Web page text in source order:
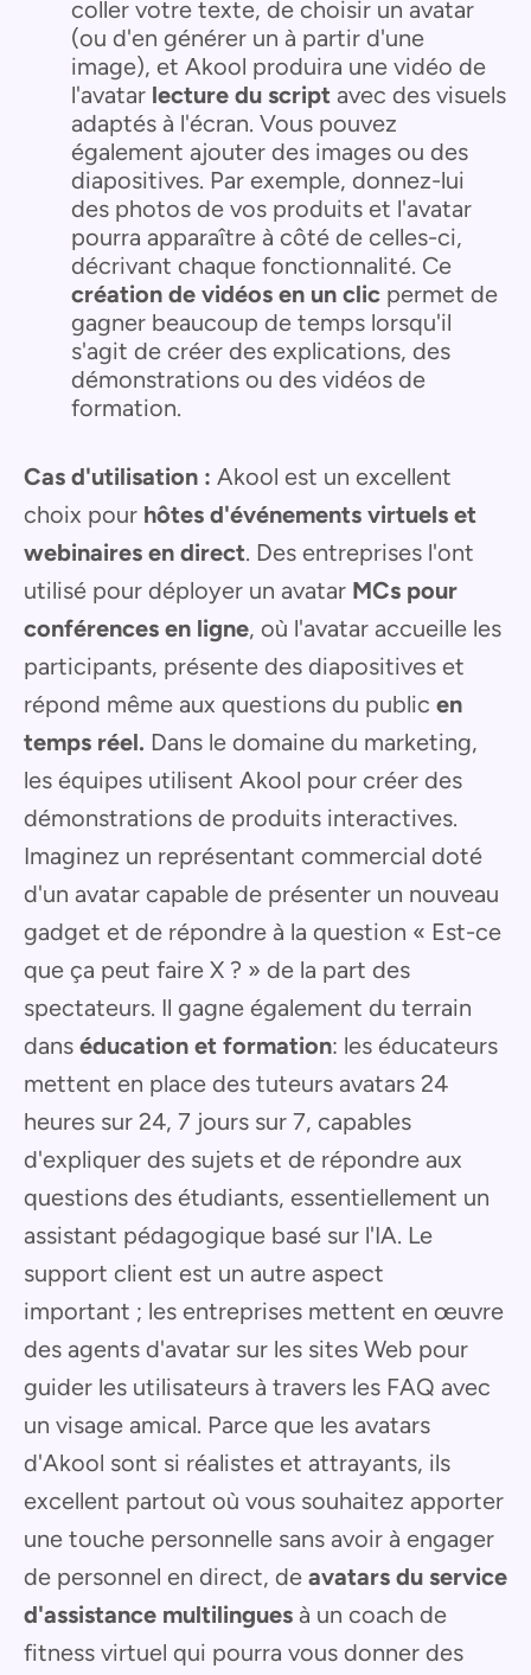
coller votre texte, de choisir un avatar
(ou d'en générer un à partir d'une
image), et Akool produira une vidéo de
l'avatar lecture du script avec des visuels
adaptés à l'écran. Vous pouvez
également ajouter des images ou des
diapositives. Par exemple, donnez-lui
des photos de vos produits et l'avatar
pourra apparaître à côté de celles-ci,
décrivant chaque fonctionnalité. Ce
création de vidéos en un clic permet de
gagner beaucoup de temps lorsqu'il
s'agit de créer des explications, des
démonstrations ou des vidéos de
formation.
Cas d'utilisation : Akool est un excellent
choix pour hôtes d'événements virtuels et
webinaires en direct. Des entreprises l'ont
utilisé pour déployer un avatar MCs pour
conférences en ligne, où l'avatar accueille les
participants, présente des diapositives et
répond même aux questions du public en
temps réel. Dans le domaine du marketing,
les équipes utilisent Akool pour créer des
démonstrations de produits interactives.
Imaginez un représentant commercial doté
d'un avatar capable de présenter un nouveau
gadget et de répondre à la question « Est-ce
que ça peut faire X ? » de la part des
spectateurs. Il gagne également du terrain
dans éducation et formation: les éducateurs
mettent en place des tuteurs avatars 24
heures sur 24, 7 jours sur 7, capables
d'expliquer des sujets et de répondre aux
questions des étudiants, essentiellement un
assistant pédagogique basé sur l'IA. Le
support client est un autre aspect
important ; les entreprises mettent en œuvre
des agents d'avatar sur les sites Web pour
guider les utilisateurs à travers les FAQ avec
un visage amical. Parce que les avatars
d'Akool sont si réalistes et attrayants, ils
excellent partout où vous souhaitez apporter
une touche personnelle sans avoir à engager
de personnel en direct, de avatars du service
d'assistance multilingues à un coach de
fitness virtuel qui pourra vous donner des